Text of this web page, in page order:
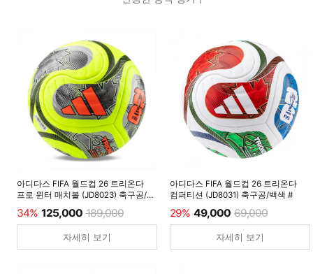
아디다스 FIFA 월드컵 26 트리온다
프로 윈터 매치볼 (JD8023) 축구공/
34% 125,000 189,000
자세히 보기
아디다스 FIFA 월드컵 26 트리온다
컴퍼티션 (JD8031) 축구공/백색 #
29% 49,000 69,000
자세히 보기